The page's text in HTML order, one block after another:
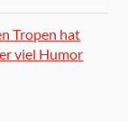
Tropen hat
viel Humor